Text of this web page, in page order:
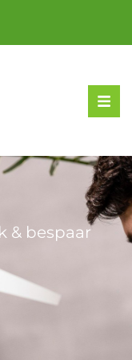
& bespaar